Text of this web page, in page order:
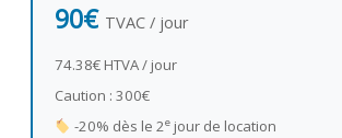
90€ TVAC / jour
74.38€ HTVA / jour
Caution : 300€
-20% dès le 2ejour de location